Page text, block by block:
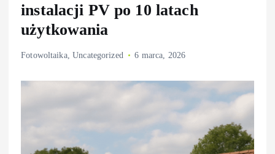
instalacji PV po 10 latach
użytkowania
Fotowoltaika,Uncategorized 6 marca, 2026